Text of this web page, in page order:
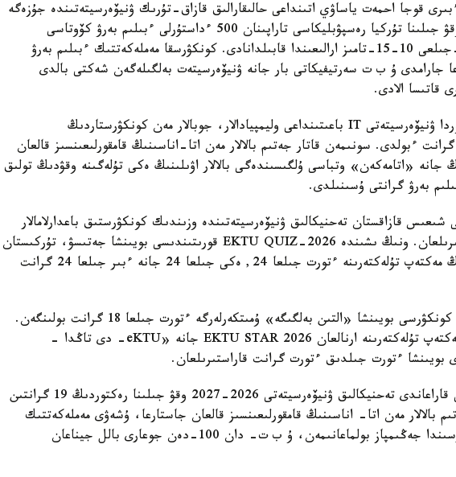
قوجا احمەت ياساۋي اتىنداعى حالىقارالىق قازاق-تۇرىك ۋنيۆەرسيتەتىندە جۇزەگە
اسىرىلادى. 2026-2027 وقۋ جىلىنا تۇركيا رەسپۋبليكاسى تاراپىنان 500 ءداستۇرلى ءبىلىم بەرۋ كۆوتاسى
بولىنگەن. قۇجاتتار 2026-جىلعى 10-15-تامىز ارالىعىندا قابىلدانادى. كونكۋرسقا مەملەكەتتىك ءبىلىم بەرۋ
جارامدى ۇ ب ت سەرتيفيكاتى بار جانە ۋنيۆەرسيتەت بەلگىلەگەن شەكتى بالدى
قاتىسا الادى.
قورقىت اتا اتىنداعى قىزىلوردا ۋنيۆەرسيتەتى IT باعىتىنداعى وليمپيادالار، جوبالار مەن كونكۋرستاردىڭ
125 ىشكى گرانت ءبولدى. سونىمەن قاتار جەتىم بالالار مەن اتا-اناسىنىڭ قامقورلىعىنسىز قالعان
جانە «اتامەكەن» وتباسى ۇلگىسىندەگى بالالار اۋىلىنىڭ ەكى تۇلەگىنە وقۋدىڭ تولىق
شىعىس قازاقستان تەحنيكالىق ۋنيۆەرسيتەتىندە وزىندىك كونكۋرستىق باعدارلامالار
اياسىندا 94 گرانت قاراستىرىلعان. ونىڭ ىشىندە EKTU QUIZ-2026 قورىتىندىسى بويىنشا جەتىسۋ، تۇركىستان
جانە قىزىلوردا وبلىستارىنىڭ مەكتەپ تۇلەكتەرىنە ءتورت جىلعا 24, ەكى جىلعا 24 جانە ءبىر جىلعا 24 گرانت
«اقىلدى Awards 2026» كونكۋرسى بويىنشا «التىن بەلگىگە» ۇمىتكەرلەرگە ءتورت جىلعا 18 گرانت بولىنگەن.
قىرعىز رەسپۋبليكاسىنىڭ مەكتەپ تۇلەكتەرىنە ارنالعان EKTU STAR 2026 جانە «eKTU- دى تاڭدا -
بويىنشا ءتورت جىلدىق ءتورت گرانت قاراستىرىلعان.
ءابىلقاس ساعىنوۆ اتىنداعى قاراعاندى تەحنيكالىق ۋنيۆەرسيتەتى 2026-2027 وقۋ جىلىنا رەكتوردىڭ 19 گرانتىن
مەن اتا- اناسىنىڭ قامقورلىعىنسىز قالعان جاستارعا، ۇشەۋى مەملەكەتتىك
ءبىلىم بەرۋ گرانتى كونكۋرسىندا جەڭىمپاز بولماعانىمەن، ۇ ب ت- دان 100-دەن جوعارى بالل جيناعان